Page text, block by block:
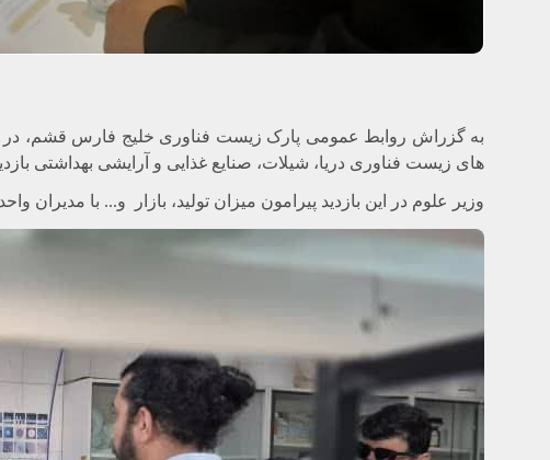
به گزراش روابط عمومی پارک زیست فناوری خلیج فارس قشم، در این
های زیست فناوری دریا، شیلات، صنایع غذایی و آرایشی بهداشتی
وزیر علوم در این بازدید پیرامون میزان تولید، بازار و... با مدیران